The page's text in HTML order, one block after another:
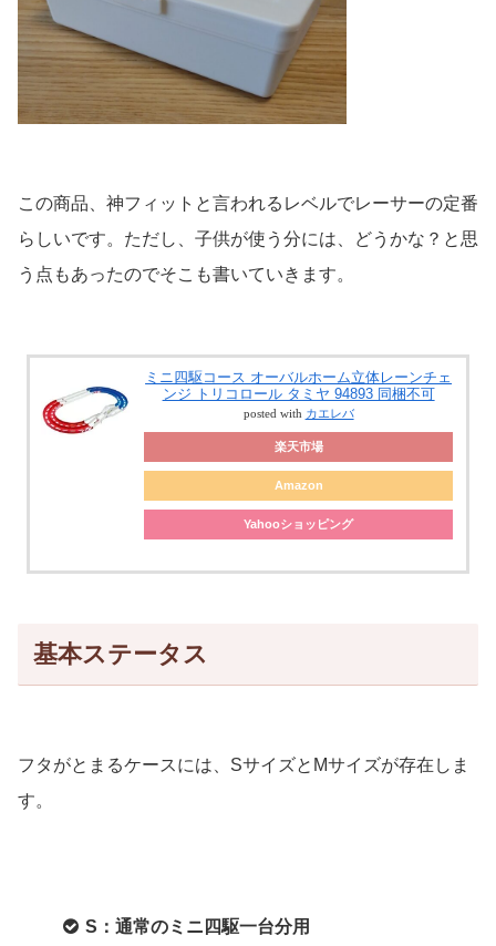
この商品、神フィットと言われるレベルでレーサーの定番
らしいです。ただし、子供が使う分には、どうかな？と思
う点もあったのでそこも書いていきます。
ミニ四駆コース オーバルホーム立体レーンチェ
ンジ トリコロール タミヤ 94893 同梱不可
posted with カエレバ
楽天市場
Amazon
Yahooショッピング
基本ステータス
フタがとまるケースには、SサイズとMサイズが存在しま
す。
S：通常のミニ四駆一台分用